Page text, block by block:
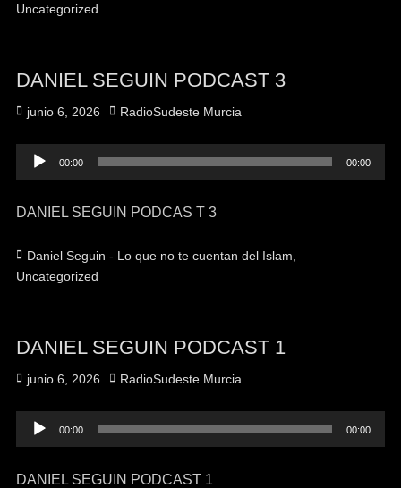
Uncategorized
DANIEL SEGUIN PODCAST 3
Publicado
junio 6, 2026 Autor
RadioSudeste Murcia
Reproductor
de
00:00 00:00
DANIEL SEGUIN PODCAS T 3
Categorías
Daniel Seguin - Lo que no te cuentan del Islam
Uncategorized
DANIEL SEGUIN PODCAST 1
Publicado
junio 6, 2026 Autor
RadioSudeste Murcia
Reproductor
de
00:00 00:00
DANIEL SEGUIN PODCAST 1